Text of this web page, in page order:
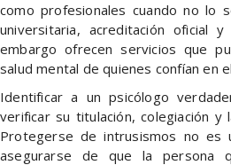
como profesionales cuando no lo
universitaria, acreditación oficial
embargo ofrecen servicios que
salud mental de quienes confían en
Identificar a un psicólogo
verificar su titulación, colegiación y
Protegerse de intrusismos no es
asegurarse de que la persona